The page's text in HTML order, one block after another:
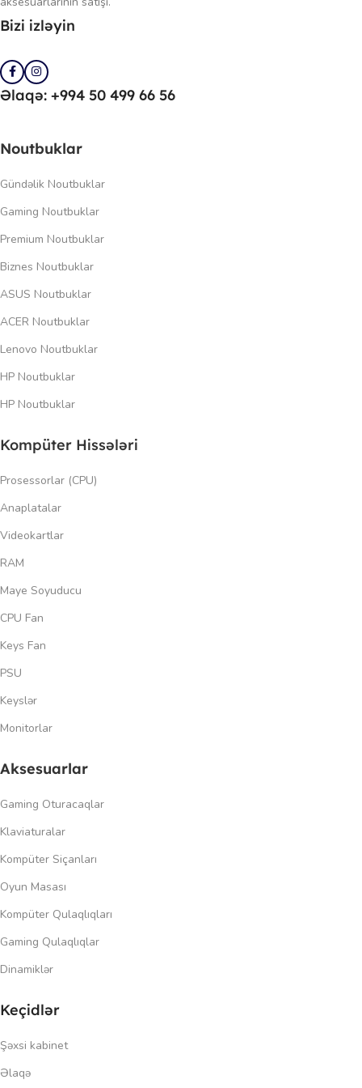
Bizi izləyin
Əlaqə: +994 50 499 66 56
Noutbuklar
Gündəlik Noutbuklar
Gaming Noutbuklar
Premium Noutbuklar
Biznes Noutbuklar
ASUS Noutbuklar
ACER Noutbuklar
Lenovo Noutbuklar
HP Noutbuklar
HP Noutbuklar
Kompüter Hissələri
Prosessorlar (CPU)
Anaplatalar
Videokartlar
RAM
Maye Soyuducu
CPU Fan
Keys Fan
PSU
Keyslər
Monitorlar
Aksesuarlar
Gaming Oturacaqlar
Klaviaturalar
Kompüter Siçanları
Oyun Masası
Kompüter Qulaqlıqları
Gaming Qulaqlıqlar
Dinamiklər
Keçidlər
Şəxsi kabinet
Əlaqə